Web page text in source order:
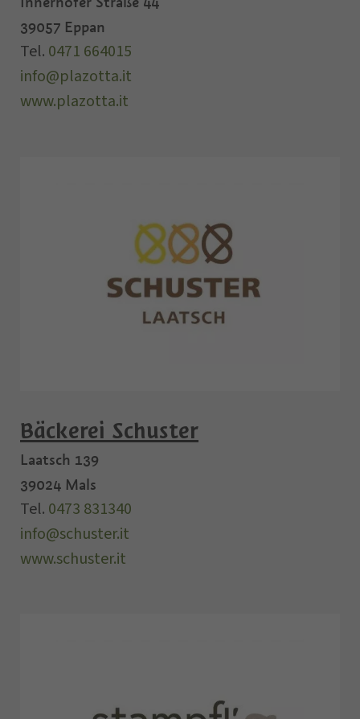
39057 Eppan
Tel. 0471 664015
info@plazotta.it
www.plazotta.it
Bäckerei Schuster
Laatsch 139
39024 Mals
Tel. 0473 831340
info@schuster.it
www.schuster.it